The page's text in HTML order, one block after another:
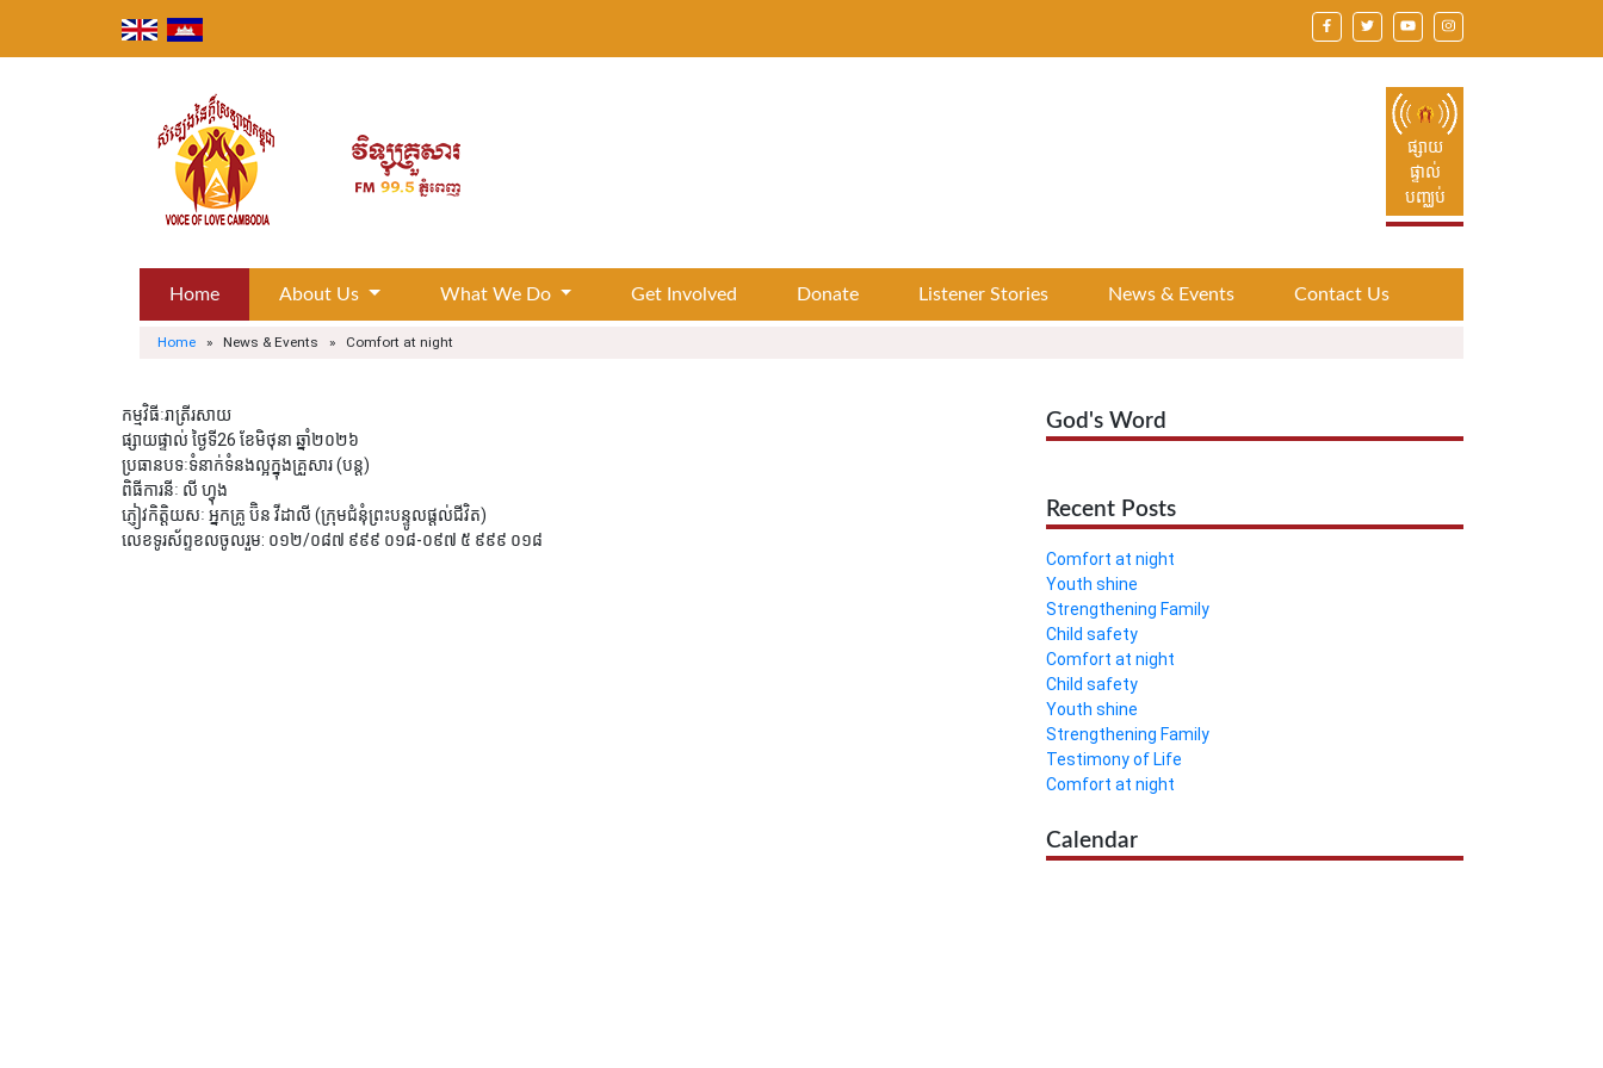
content
ផ្សាយ
ផ្ទាល់
បញ្ឈប់
Home About Us What We Do Get Involved Donate Listener Stories News & Events Contact Us
Home » News & Events » Comfort at night
កម្មវិធីៈរាត្រីរសាយ
ផ្សាយផ្ទាល់ ថ្ងៃទី26 ខែមិថុនា ឆ្នាំ២០២៦
ប្រធានបទៈទំនាក់ទំនងល្អក្នុងគ្រួសារ (បន្ត)
ពិធីការនីៈ លី ហ្វុង
ភ្ញៀវកិត្តិយសៈ អ្នកគ្រូ ប៊ិន វីដាលី (ក្រុមជំនុំព្រះបន្ទូលផ្ដល់ជីវិត)
លេខទូរស័ព្ទខលចូលរួម: ០១២/០៨៧ ៩៩៩ ០១៨-០៩៧ ៥ ៩៩៩ ០១៨
God's Word
Recent Posts
Comfort at night
Youth shine
Strengthening Family
Child safety
Comfort at night
Child safety
Youth shine
Strengthening Family
Testimony of Life
Comfort at night
Calendar